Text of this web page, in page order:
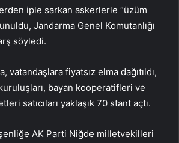
iple sarkan askerlerle “üzüm
Jandarma Genel Komutanlığı
söyledi.
vatandaşlara fiyatsız elma dağıtıldı,
bayan kooperatifleri ve
satıcıları yaklaşık 70 stant açtı.
AK Parti Niğde milletvekilleri